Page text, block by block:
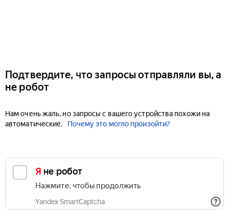
Подтвердите, что запросы отправляли вы, а
не робот
Нам очень жаль, но запросы с вашего устройства похожи на
автоматические.
Почему это могло произойти?
Я не робот
Нажмите, чтобы продолжить
Yandex SmartCaptcha